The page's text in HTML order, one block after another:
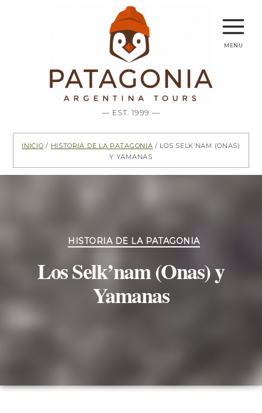
— EST. 1999 —
menu
Inicio / Historia de la Patagonia / Los Selk’nam (Onas)
y Yamanas
Categorías
HISTORIA DE LA PATAGONIA
Los Selk’nam (Onas) y
Yamanas